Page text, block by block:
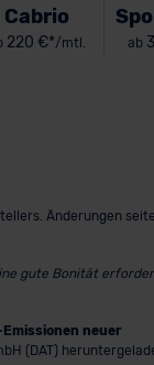
Cabrio
220 €*/mtl. ab
Änderungen
gute Bonität
neuer
(DAT)